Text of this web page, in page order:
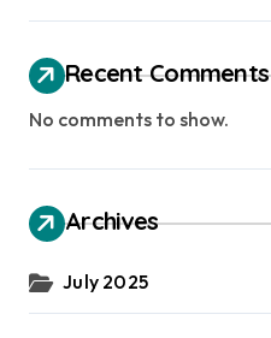
Recent Comments
No comments to show.
Archives
July 2025